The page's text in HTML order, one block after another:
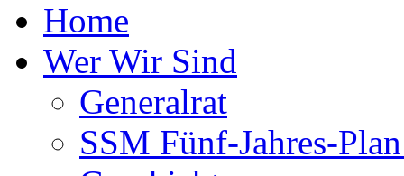
Home
Wer Wir Sind
Generalrat
SSM Fünf-Jahres-